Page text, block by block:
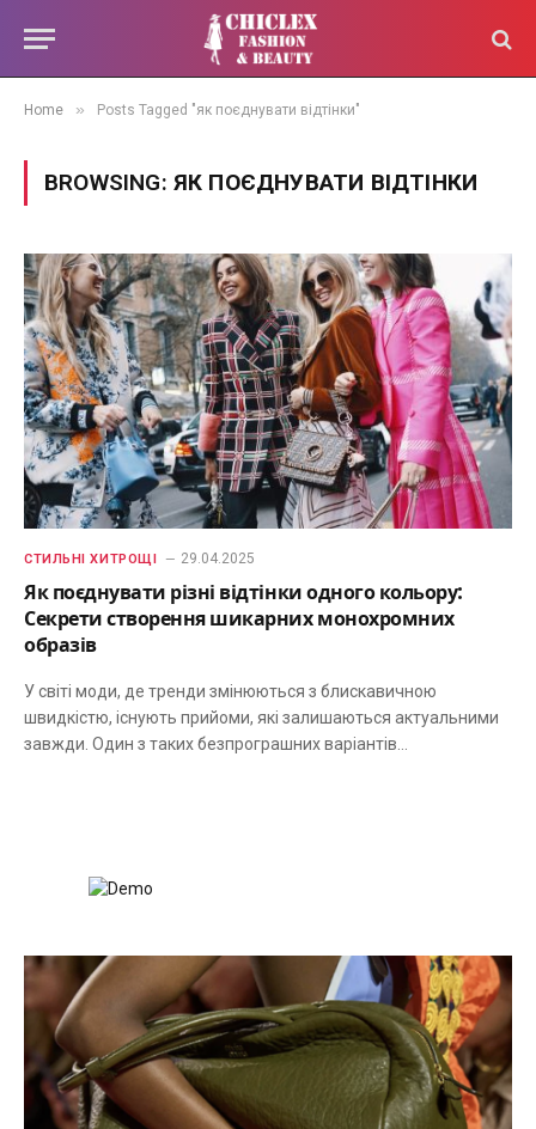
Home » Posts Tagged "як поєднувати відтінки"
BROWSING: ЯК ПОЄДНУВАТИ ВІДТІНКИ
СТИЛЬНІ ХИТРОЩІ 29.04.2025
Як поєднувати різні відтінки одного кольору:
Секрети створення шикарних монохромних
образів
У світі моди, де тренди змінюються з блискавичною
швидкістю, існують прийоми, які залишаються актуальними
завжди. Один з таких безпрограшних варіантів…